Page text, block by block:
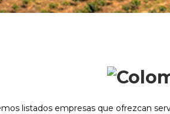
listados empresas que ofrezcan